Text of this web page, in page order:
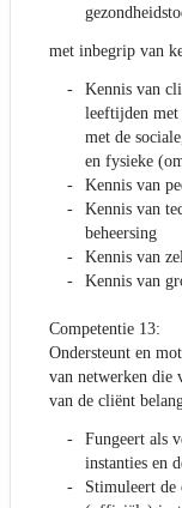
met inbegrip van
Kennis van
leeftijden met
met de
en fysieke
Kennis van
Kennis van
beheersing
Kennis van
Kennis van
Competentie 13:
Ondersteunt en
van netwerken die
van de cliënt
Fungeert als
instanties en
Stimuleert de